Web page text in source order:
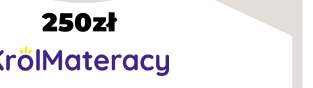
250zł